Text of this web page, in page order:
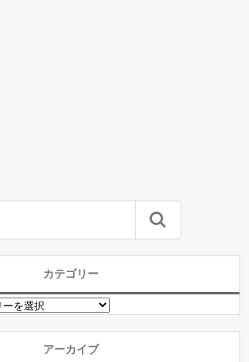
カテゴリー
アーカイブ